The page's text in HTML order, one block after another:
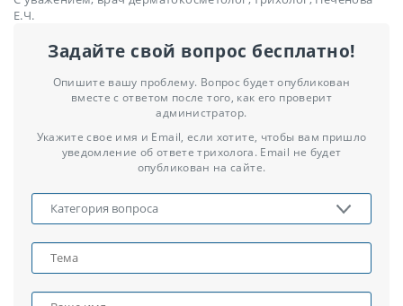
Е.Ч.
Задайте свой вопрос бесплатно!
Опишите вашу проблему. Вопрос будет опубликован
вместе с ответом после того, как его проверит
администратор.
Укажите свое имя и Email, если хотите, чтобы вам пришло
уведомление об ответе трихолога. Email не будет
опубликован на сайте.